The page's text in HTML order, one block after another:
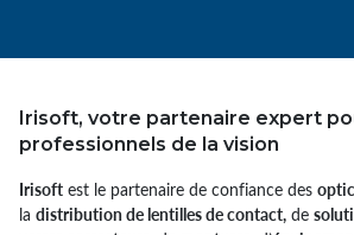
Irisoft, votre partenaire expert
professionnels de la vision
Irisoft est le partenaire de confiance des
la distribution de lentilles de contact, de